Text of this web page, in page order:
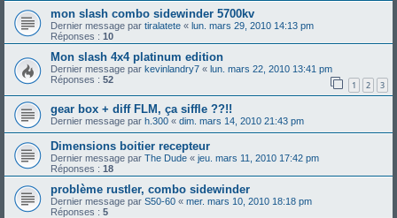
mon slash combo sidewinder 5700kv
Dernier message par tiralatete « lun. mars 29, 2010 14:13 pm
Réponses : 10
Mon slash 4x4 platinum edition
Dernier message par kevinlandry7 « lun. mars 22, 2010 13:41 pm
Réponses : 52 1 2 3
gear box + diff FLM, ça siffle ??!!
Dernier message par h.300 « dim. mars 14, 2010 21:43 pm
Dimensions boitier recepteur
Dernier message par The Dude « jeu. mars 11, 2010 17:42 pm
Réponses : 18
problème rustler, combo sidewinder
Dernier message par S50-60 « mer. mars 10, 2010 18:18 pm
Réponses : 5